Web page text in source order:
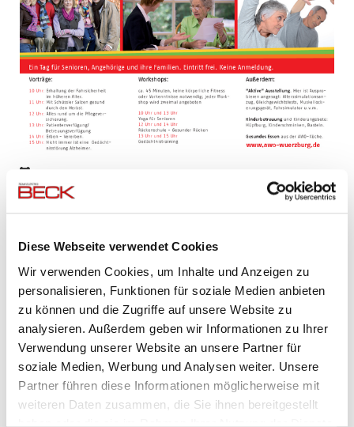
Diese Webseite verwendet Cookies
Wir verwenden Cookies, um Inhalte und Anzeigen zu
personalisieren, Funktionen für soziale Medien anbieten
zu können und die Zugriffe auf unsere Website zu
analysieren. Außerdem geben wir Informationen zu Ihrer
Verwendung unserer Website an unsere Partner für
soziale Medien, Werbung und Analysen weiter. Unsere
Partner führen diese Informationen möglicherweise mit
weiteren Daten zusammen, die Sie ihnen bereitgestellt
08.09.2014
AWO Thementag Gesundheit - Finanzen - Betreuung
Am Samstag27. September 2014findet von
16.00 Uhr im Vinyard-Center Würzburg,
Beethovenstraße 2der
AWO Thementag Gesundheit - Finanzen - Betreuung
statt.
Dieser Tag richtet sich an…